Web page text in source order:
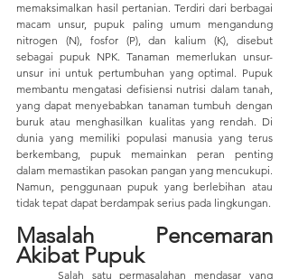
memaksimalkan hasil pertanian. Terdiri dari berbagai
macam unsur, pupuk paling umum mengandung
nitrogen (N), fosfor (P), dan kalium (K), disebut
sebagai pupuk NPK. Tanaman memerlukan unsur-
unsur ini untuk pertumbuhan yang optimal. Pupuk
membantu mengatasi defisiensi nutrisi dalam tanah,
yang dapat menyebabkan tanaman tumbuh dengan
buruk atau menghasilkan kualitas yang rendah. Di
dunia yang memiliki populasi manusia yang terus
berkembang, pupuk memainkan peran penting
dalam memastikan pasokan pangan yang mencukupi.
Namun, penggunaan pupuk yang berlebihan atau
tidak tepat dapat berdampak serius pada lingkungan.
Masalah Pencemaran
Akibat Pupuk